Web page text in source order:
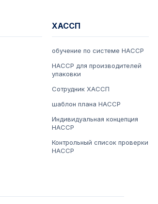
ХАССП
обучение по системе HACCP
HACCP для производителей
упаковки
Сотрудник ХАССП
шаблон плана HACCP
Индивидуальная концепция
HACCP
Контрольный список проверки
HACCP